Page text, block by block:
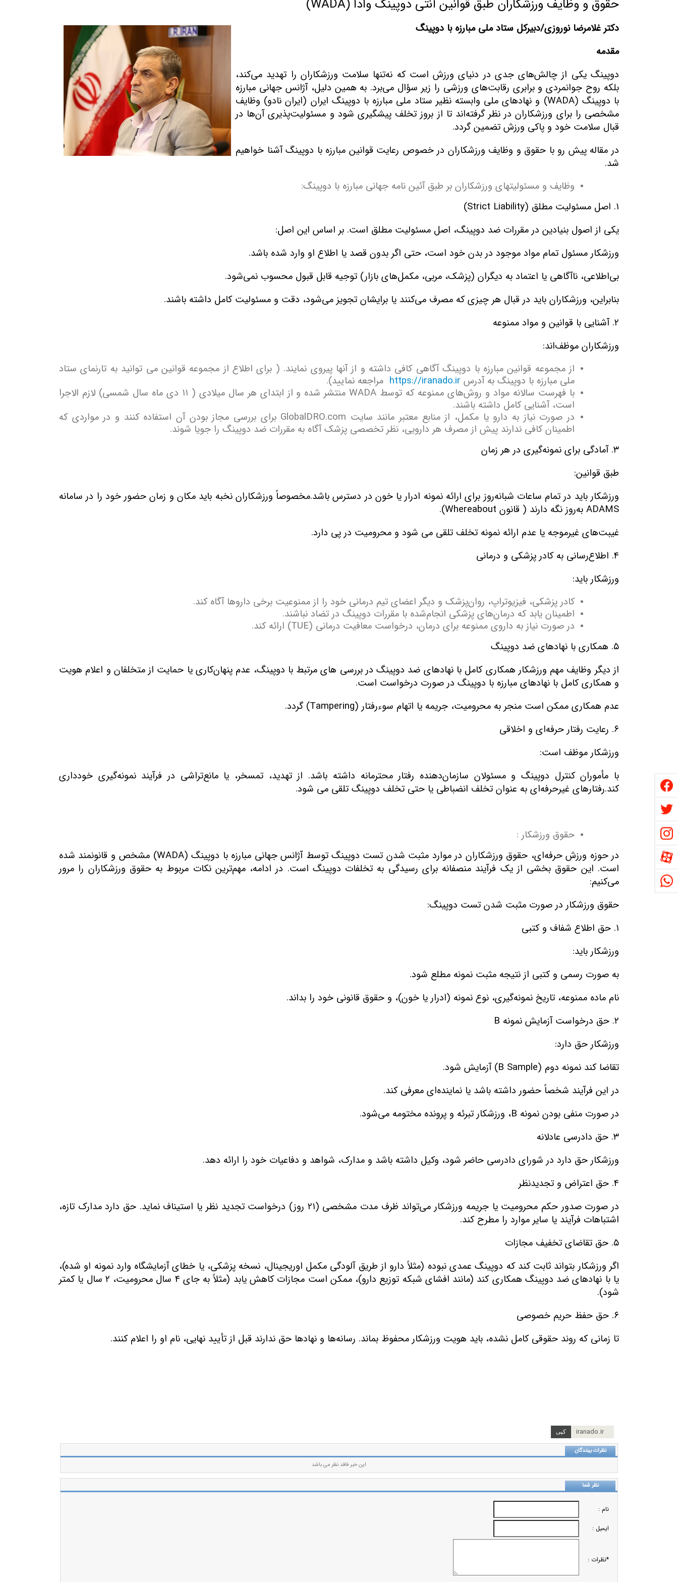
حقوق و وظایف ورزشکاران طبق قوانین آنتی دوپینگ وادا (WADA)
دکتر غلامرضا نوروزی/دبیرکل ستاد ملی مبارزه با دوپینگ
مقدمه
دوپینگ یکی از چالش‌های جدی در دنیای ورزش است که نه‌تنها سلامت ورزشکاران را تهدید می‌کند،
بلکه روح جوانمردی و برابری رقابت‌های ورزشی را زیر سؤال می‌برد. به همین دلیل، آژانس جهانی مبارزه
با دوپینگ (WADA)
و نهادهای ملی وابسته نظیر ستاد ملی مبارزه با دوپینگ ایران (ایران نادو) وظایف
مشخصی را برای ورزشکاران در نظر گرفته‌اند تا از بروز تخلف پیشگیری شود و مسئولیت‌پذیری آن‌ها در
قبال سلامت خود و پاکی ورزش تضمین گردد.
در مقاله پیش رو با حقوق و وظایف ورزشکاران در خصوص رعایت قوانین مبارزه با دوپینگ آشنا خواهیم
شد.
وظایف و مسئولیت­های ورزشکاران بر طبق آئین نامه جهانی مبارزه با دوپینگ:
۱. اصل مسئولیت مطلق (Strict Liability)
یکی از اصول بنیادین در مقررات ضد دوپینگ، اصل مسئولیت مطلق است. بر اساس این اصل:
ورزشکار مسئول تمام مواد موجود در بدن خود است، حتی اگر بدون قصد یا اطلاع او وارد شده باشد.
بی‌اطلاعی، ناآگاهی یا اعتماد به دیگران (پزشک، مربی، مکمل‌های بازار) توجیه قابل قبول محسوب نمی‌شود.
بنابراین، ورزشکاران باید در قبال هر چیزی که مصرف می‌کنند یا برایشان تجویز می‌شود، دقت و مسئولیت کامل داشته باشند.
۲.آشنایی با قوانین و مواد ممنوعه
ورزشکاران موظف‌اند:
از مجموعه قوانین مبارزه با دوپینگ آگاهی کافی داشته و از آنها پیروی نمایند. ( برای اطلاع از مجموعه قوانین می توانید به تارنمای ستاد
ملی مبارزه با دوپینگ به آدرس https://iranado.ir مراجعه نمایید).
با فهرست سالانه مواد و روش‌های ممنوعه که توسط
منتشر شده و از ابتدای هر سال میلادی ( ۱۱ دی ماه سال شمسی) لازم الاجرا
است، آشنایی کامل داشته باشند.
در صورت نیاز به دارو یا مکمل، از منابع معتبر مانند سایت
برای بررسی مجاز بودن آن استفاده کنند و در مواردی که
اطمینان کافی ندارند پیش از مصرف هر دارویی، نظر تخصصی پزشک آگاه به مقررات ضد دوپینگ را جویا شوند.
۳.آمادگی برای نمونه‌گیری در هر زمان
طبق قوانین:
ورزشکار باید در تمام ساعات شبانه‌روز برای ارائه نمونه ادرار یا خون در دسترس باشد.مخصوصاً ورزشکاران نخبه باید مکان و زمان حضور خود را در سامانه
ADAMS به‌روز نگه دارند ( قانون
غیبت‌های غیرموجه یا عدم ارائه نمونه تخلف تلقی می شود و محرومیت در پی دارد.
۴. اطلاع‌رسانی به کادر پزشکی و درمانی
ورزشکار باید:
کادر پزشکی، فیزیوتراپ، روان‌پزشک و دیگر اعضای تیم درمانی خود را از ممنوعیت برخی داروها آگاه کند.
اطمینان یابد که درمان‌های پزشکی انجام‌شده با مقررات دوپینگ در تضاد نباشند.
در صورت نیاز به داروی ممنوعه برای درمان، درخواست معافیت درمانی (TUE) ارائه کند.
۵. همکاری با نهادهای ضد دوپینگ
از دیگر وظایف مهم ورزشکار همکاری کامل با نهادهای ضد دوپینگ در بررسی های مرتبط با دوپینگ، عدم پنهان‌کاری یا حمایت از متخلفان و اعلام هویت
و همکاری کامل با نهادهای مبارزه با دوپینگ در صورت درخواست است.
عدم همکاری ممکن است منجر به محرومیت، جریمه یا اتهام سوءرفتار(Tampering) گردد.
۶. رعایت رفتار حرفه‌ای و اخلاقی
ورزشکار موظف است:
با مأموران کنترل دوپینگ و مسئولان سازمان‌دهنده رفتار محترمانه داشته باشد. از تهدید، تمسخر، یا مانع‌تراشی در فرآیند نمونه‌گیری خودداری
کند.رفتارهای غیرحرفه‌ای به عنوان تخلف انضباطی یا حتی تخلف دوپینگ تلقی می شود.
حقوق ورزشکار:
در حوزه ورزش حرفه‌ای، حقوق ورزشکاران در موارد مثبت شدن تست دوپینگ توسط آژانس جهانی مبارزه با دوپینگ(WADA)
مشخص و قانونمند شده
است. این حقوق بخشی از یک فرآیند منصفانه برای رسیدگی به تخلفات دوپینگ است. در ادامه، مهم‌ترین نکات مربوط به حقوق ورزشکاران را مرور
می‌کنیم:
حقوق ورزشکار در صورت مثبت شدن تست دوپینگ:
۱. حق اطلاع شفاف و کتبی
ورزشکار باید:
به صورت رسمی و کتبی از نتیجه مثبت نمونه مطلع شود.
نام ماده ممنوعه، تاریخ نمونه‌گیری، نوع نمونه (ادرار یا خون)، و حقوق قانونی خود را بداند.
۲. حق درخواست آزمایش نمونه
ورزشکار حق دارد:
تقاضا کند نمونه دوم (B Sample) آزمایش شود.
در این فرآیند شخصاً حضور داشته باشد یا نماینده‌ای معرفی کند.
در صورت منفی بودن نمونه
، ورزشکار تبرئه و پرونده مختومه می‌شود.
۳. حق دادرسی عادلانه
ورزشکار حق دارد در شورای دادرسی حاضر شود، وکیل داشته باشد و مدارک، شواهد و دفاعیات خود را ارائه دهد.
۴. حق اعتراض و تجدیدنظر
در صورت صدور حکم محرومیت یا جریمه ورزشکار می‌تواند ظرف مدت مشخصی (۲۱ روز) درخواست تجدید نظر یا استیناف نماید. حق دارد مدارک تازه،
اشتباهات فرآیند یا سایر موارد را مطرح کند.
۵. حق تقاضای تخفیف مجازات
اگر ورزشکار بتواند ثابت کند که دوپینگ عمدی نبوده (مثلاً دارو از طریق آلودگی مکمل اوریجینال، نسخه پزشکی، یا خطای آزمایشگاه وارد نمونه او شده)،
یا با نهادهای ضد دوپینگ همکاری کند (مانند افشای شبکه توزیع دارو)، ممکن است مجازات کاهش یابد (مثلاً به جای ۴ سال محرومیت، ۲ سال یا کمتر
شود).
۶. حق حفظ حریم خصوصی
تا زمانی که روند حقوقی کامل نشده، باید هویت ورزشکار محفوظ بماند. رسانه‌ها و نهادها حق ندارند قبل از تأیید نهایی، نام او را اعلام کنند.
iranado.ir
نظرات بینندگان
این خبر فاقد نظر می باشد
نظر شما
نام :
ایمیل :
*نظرات :